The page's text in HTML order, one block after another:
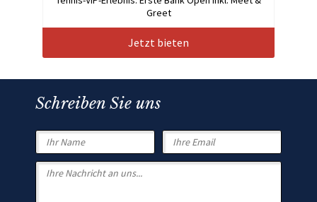
Greet
Jetzt bieten
Schreiben Sie uns